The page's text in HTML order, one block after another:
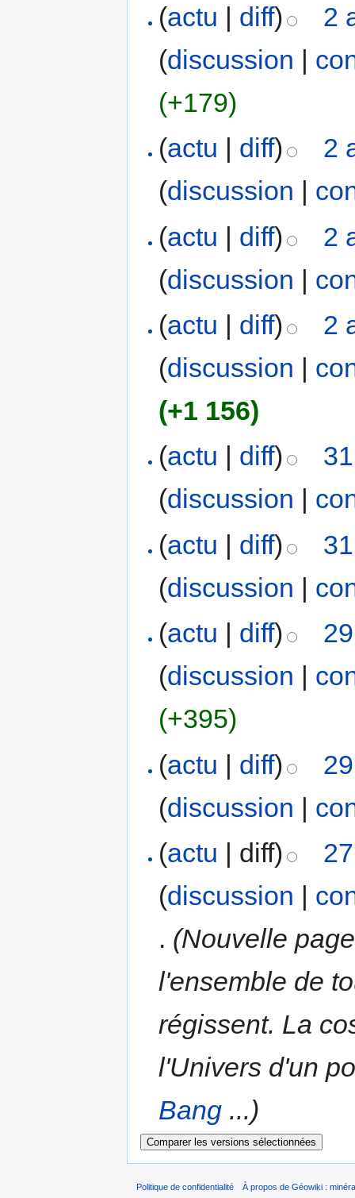
(actu | diff)
2
(discussion |
(+179)
(actu | diff)
2
(discussion |
(actu | diff)
2
(discussion |
(actu | diff)
2
(discussion |
(+1 156)
(actu diff)
(discussion
(actu | diff)
(discussion |
(actu | diff)
(discussion |
(+395)
(actu | diff)
(discussion |
(actu | diff)
(discussion |
. (Nouvelle
l'ensemble de
régissent. La
l'Univers d'un
Bang ...)
Politique de confidentialité À propos de Géowiki :